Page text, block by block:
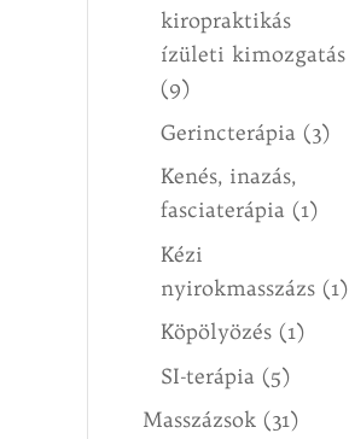
kiropraktikás
ízületi kimozgatás
(9)
Gerincterápia (3)
Kenés, inazás,
fasciaterápia (1)
Kézi
nyirokmasszázs (1)
Köpölyözés (1)
SI-terápia (5)
Masszázsok (31)